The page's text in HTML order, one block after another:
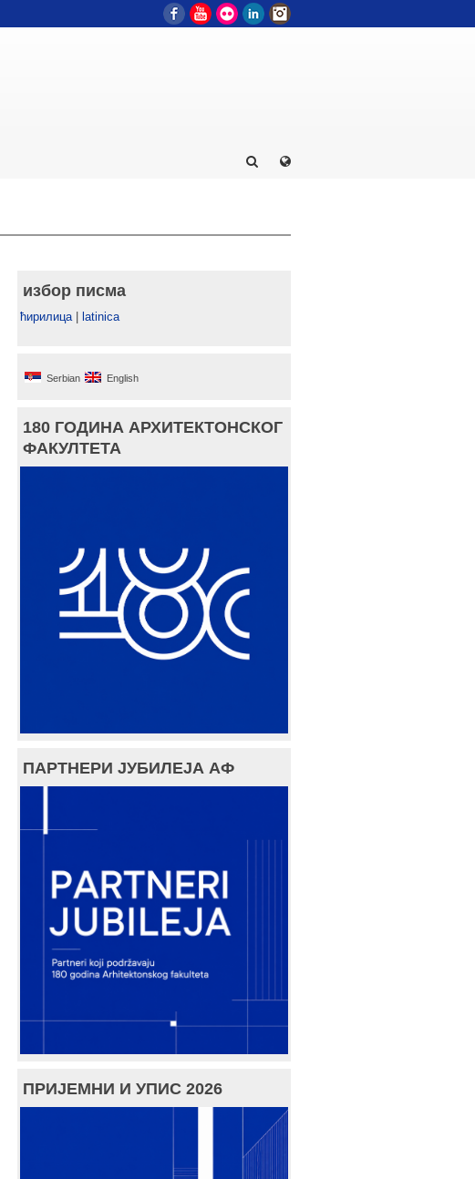
FacebookYouTube
Flickr LinkedIn
избор писма
ћирилица| latinica
Serbian English
180 ГОДИНА АРХИТЕКТОНСКОГ
ФАКУЛТЕТА
ПАРТНЕРИ ЈУБИЛЕЈА АФ
ПРИЈЕМНИ И УПИС 2026